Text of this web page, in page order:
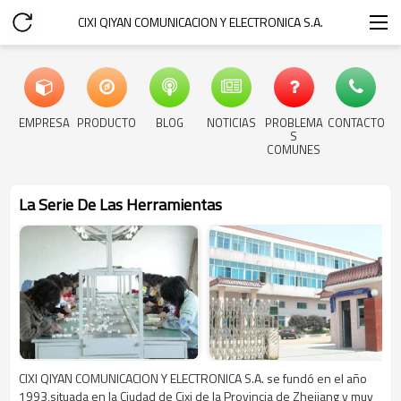
CIXI QIYAN COMUNICACION Y ELECTRONICA S.A.
EMPRESA PRODUCTO BLOG NOTICIAS PROBLEMA
S
COMUNES
CONTACTO
La Serie De Las Herramientas
CIXI QIYAN COMUNICACION Y ELECTRONICA S.A. se fundó en el año
1993,situada en la Ciudad de Cixi de la Provincia de Zhejiang y muy